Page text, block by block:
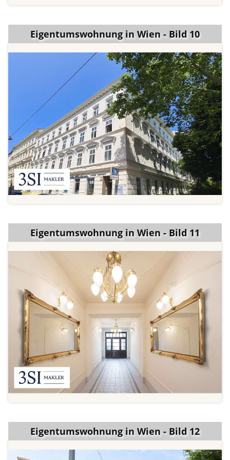
Eigentumswohnung in Wien - Bild 10
Eigentumswohnung in Wien - Bild 11
Eigentumswohnung in Wien - Bild 12